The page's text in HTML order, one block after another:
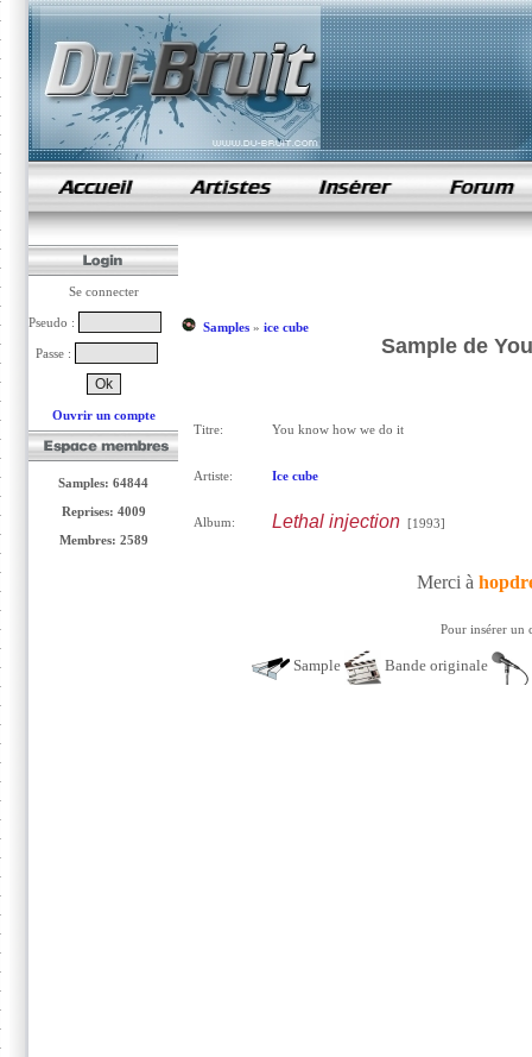
samples de rap
Se connecter
Pseudo :
Passe :
Ouvrir un compte
Samples: 64844
Reprises: 4009
Membres: 2589
Samples» ice cube
Sample de
Titre: You know how we do it
Artiste: Ice cube
Album: Lethal injection[1993]
Merci à
Pour insérer un
Sample Bande originale